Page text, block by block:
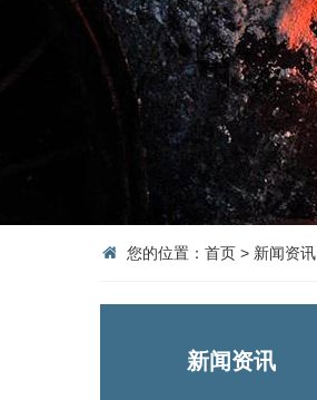
您的位置： 首页 > 新闻资讯
新闻资讯